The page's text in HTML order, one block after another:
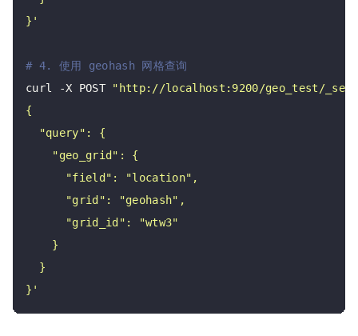
}'
# 4. 使用 geohash 网格查询
curl -X POST
"http://localhost:9200/geo_test/
}'